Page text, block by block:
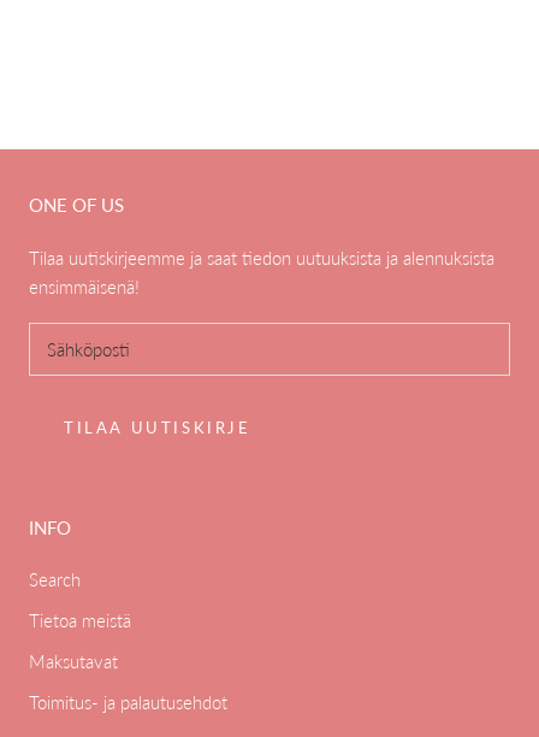
ONE OF US
Tilaa uutiskirjeemme ja saat tiedon uutuuksista ja alennuksista
ensimmäisenä!
TILAA UUTISKIRJE
INFO
Search
Tietoa meistä
Maksutavat
Toimitus- ja palautusehdot